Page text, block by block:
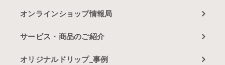
オンラインショップ情報局
サービス・商品のご紹介
オリジナルドリップ_事例